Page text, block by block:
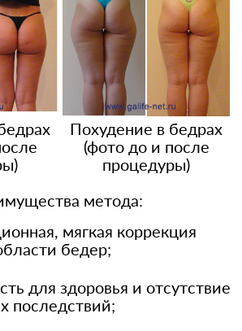
Похудение в бедрах
(фото до и после
процедуры)
метода:
мягкая коррекция
бедер;
для здоровья и отсутствие
последствий;